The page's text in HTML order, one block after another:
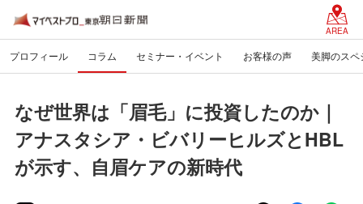
AREA
プロフィール コラム セミナー・イベント お客様の声 美脚のスペ
なぜ世界は「眉毛」に投資したのか｜
アナスタシア・ビバリーヒルズとHBL
が示す、自眉ケアの新時代